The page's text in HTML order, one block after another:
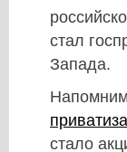
стал
Запада.
стало